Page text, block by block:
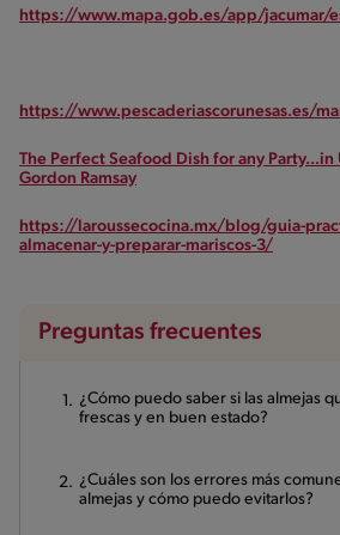
https://www.mapa.gob.es/app/jacumar/
https://www.pescaderiascorunesas.es/
The Perfect Seafood Dish for any Party...in
Gordon Ramsay
https://laroussecocina.mx/blog/guia-
almacenar-y-preparar-mariscos-3/
Preguntas frecuentes
¿Cómo puedo saber si las almejas
frescas y en buen estado?
¿Cuáles son los errores más
almejas y cómo puedo evitarlos?